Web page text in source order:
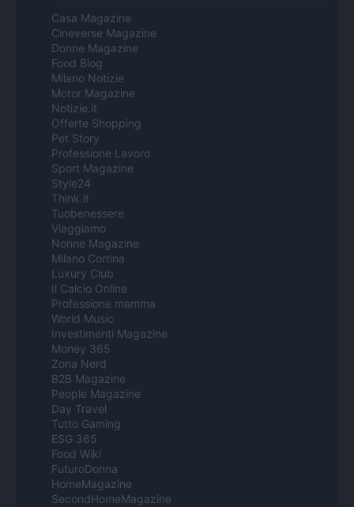
Casa Magazine
Cineverse Magazine
Donne Magazine
Food Blog
Milano Notizie
Motor Magazine
Notizie.it
Offerte Shopping
Pet Story
Professione Lavoro
Sport Magazine
Style24
Think.it
Tuobenessere
Viaggiamo
Nonne Magazine
Milano Cortina
Luxury Club
Il Calcio Online
Professione mamma
World Music
Investimenti Magazine
Money 365
Zona Nerd
B2B Magazine
People Magazine
Day Travel
Tutto Gaming
ESG 365
Food Wiki
FuturoDonna
HomeMagazine
SecondHomeMagazine